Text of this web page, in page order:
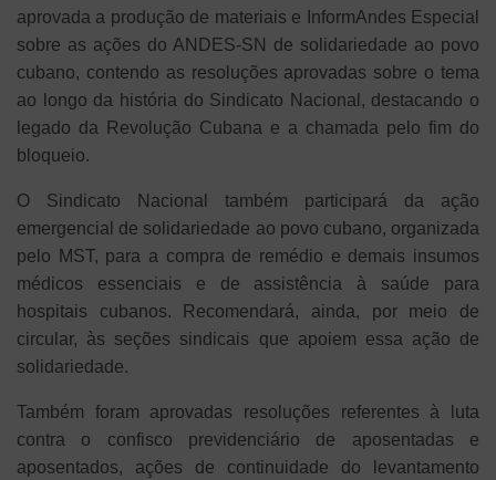
aprovada a produção de materiais e InformAndes Especial
sobre as ações do ANDES-SN de solidariedade ao povo
cubano, contendo as resoluções aprovadas sobre o tema
ao longo da história do Sindicato Nacional, destacando o
legado da Revolução Cubana e a chamada pelo fim do
bloqueio.
O Sindicato Nacional também participará da ação
emergencial de solidariedade ao povo cubano, organizada
pelo MST, para a compra de remédio e demais insumos
médicos essenciais e de assistência à saúde para
hospitais cubanos. Recomendará, ainda, por meio de
circular, às seções sindicais que apoiem essa ação de
solidariedade.
Também foram aprovadas resoluções referentes à luta
contra o confisco previdenciário de aposentadas e
aposentados, ações de continuidade do levantamento